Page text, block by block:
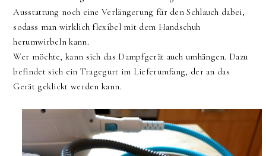
Ausstattung noch eine Verlängerung für den Schlauch dabei,
sodass man wirklich flexibel mit dem Handschuh
herumwirbeln kann.
Wer möchte, kann sich das Dampfgerät auch umhängen. Dazu
befindet sich ein Tragegurt im Lieferumfang, der an das
Gerät geklickt werden kann.